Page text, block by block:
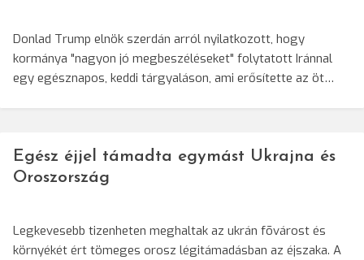
Donlad Trump elnök szerdán arról nyilatkozott, hogy
kormánya "nagyon jó megbeszéléseket" folytatott Iránnal
egy egésznapos, keddi tárgyaláson, ami erősítette az öt…
Egész éjjel támadta egymást Ukrajna és
Oroszország
Legkevesebb tizenheten meghaltak az ukrán fõvárost és
környékét ért tömeges orosz légitámadásban az éjszaka. A